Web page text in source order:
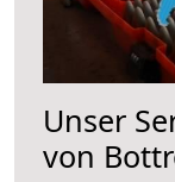
Unser
von